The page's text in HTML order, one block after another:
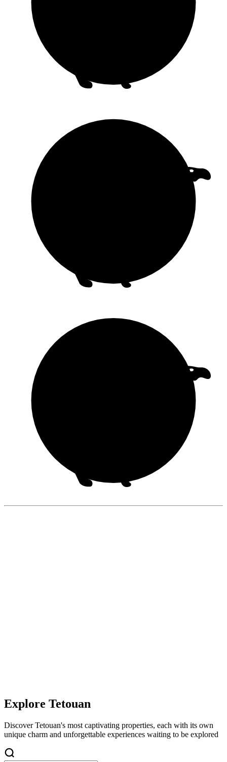
Explore Tetouan
DiscoverTetouan's most captivating properties, each with its own
unique charm and unforgettable experiences waiting to be explored